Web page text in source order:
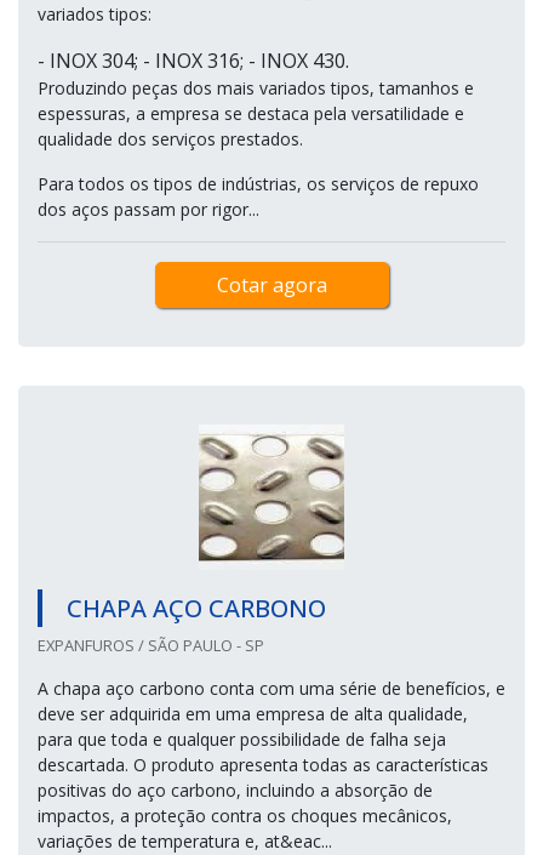
variados tipos:
- INOX 304; - INOX 316; - INOX 430.
Produzindo peças dos mais variados tipos, tamanhos e
espessuras, a empresa se destaca pela versatilidade e
qualidade dos serviços prestados.
Para todos os tipos de indústrias, os serviços de repuxo
dos aços passam por rigor...
Cotar agora
CHAPA AÇO CARBONO
EXPANFUROS / SÃO PAULO - SP
A chapa aço carbono conta com uma série de benefícios, e
deve ser adquirida em uma empresa de alta qualidade,
para que toda e qualquer possibilidade de falha seja
descartada. O produto apresenta todas as características
positivas do aço carbono, incluindo a absorção de
impactos, a proteção contra os choques mecânicos,
variações de temperatura e, at&eac...